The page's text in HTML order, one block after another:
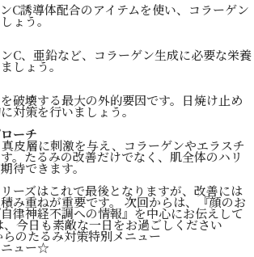
C誘導体配合のアイテムを使い、コラーゲン
ょう。
C、亜鉛など、コラーゲン生成に必要な栄養
しょう。
破壊する最大の外的要因です。日焼け止め
対策を行いましょう。
ーチ
皮層に刺激を与え、コラーゲンやエラスチ
。たるみの改善だけでなく、肌全体のハリ
待できます。
ーズはこれで最後となりますが、改善には
み重ねが重要です。 次回からは、『顔のお
律神経不調への情報』を中心にお伝えして
今日も素敵な一日をお過ごしください
のたるみ対策特別メニュー
ュー☆